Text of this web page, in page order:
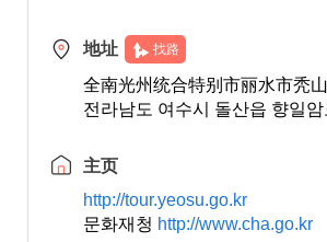
地址 找路
全南光州统合特别市丽水市秃
전라남도 여수시 돌산읍 향일암
主页
http://tour.yeosu.go.kr
문화재청 http://www.cha.go.kr